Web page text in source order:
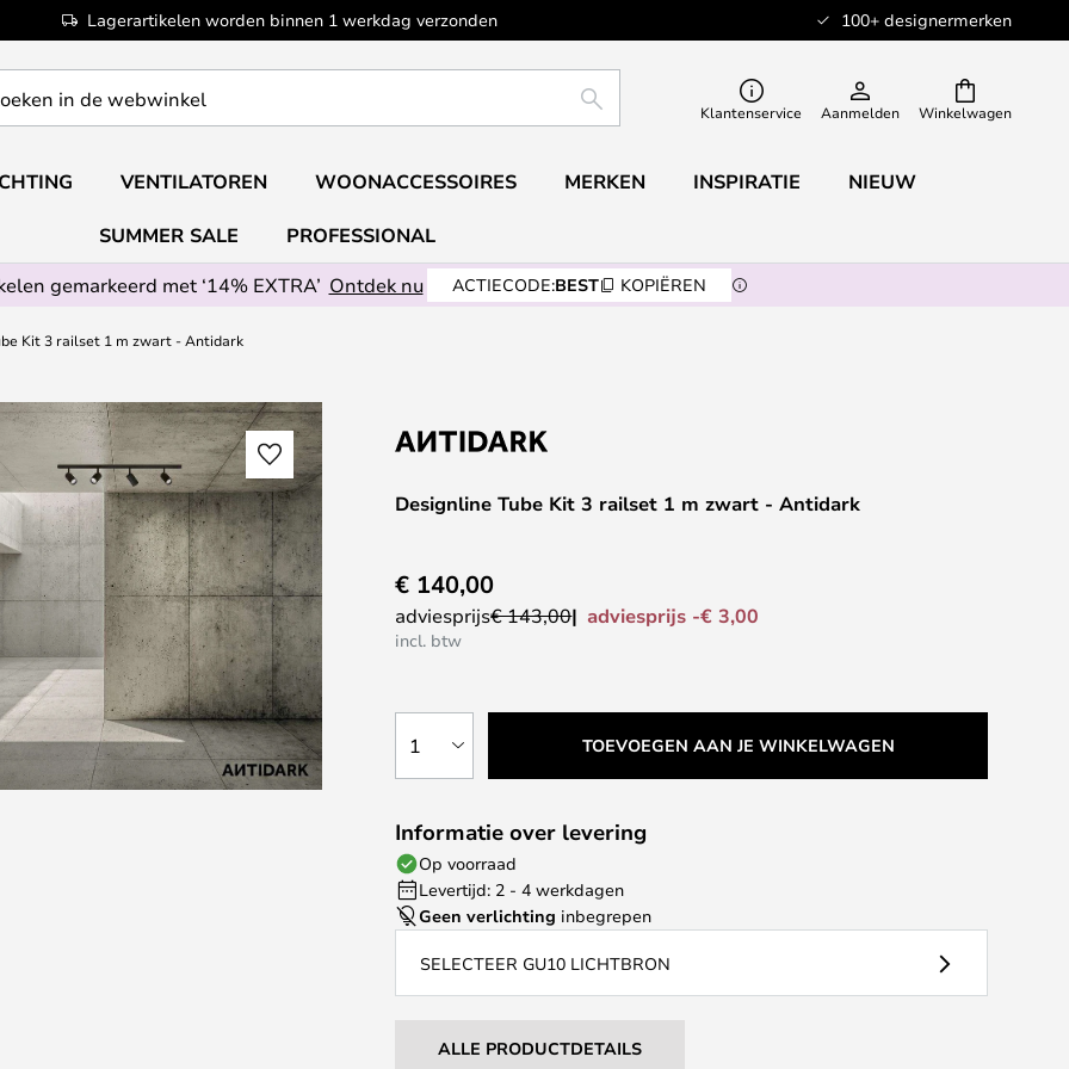
Lagerartikelen worden binnen 1 werkdag verzonden 100+ designermerken
Winkelwagen
ZOEKEN Klantenservice Aanmelden
VENTILATOREN WOONACCESSOIRES MERKEN INSPIRATIE NIEUW
SUMMER SALE
PROFESSIONAL
gemarkeerd met ‘14% EXTRA’ Ontdek nu ACTIECODE:BEST KOPIËREN
Kit 3 railset 1 m zwart - Antidark
Designline Tube Kit 3 railset 1 m zwart - Antidark
€ 140,00
adviesprijs€ 143,00 adviesprijs -€ 3,00
incl. btw
1 TOEVOEGEN AAN JE WINKELWAGEN
Informatie over levering
Op voorraad
Levertijd: 2 - 4 werkdagen
Geen verlichting inbegrepen
SELECTEER GU10 LICHTBRON
ALLE PRODUCTDETAILS